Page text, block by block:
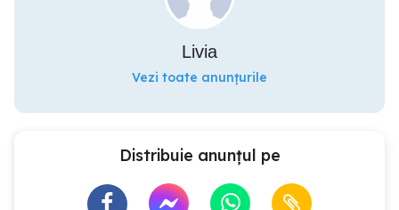
Livia
Vezi toate anunțurile
Distribuie anunțul pe